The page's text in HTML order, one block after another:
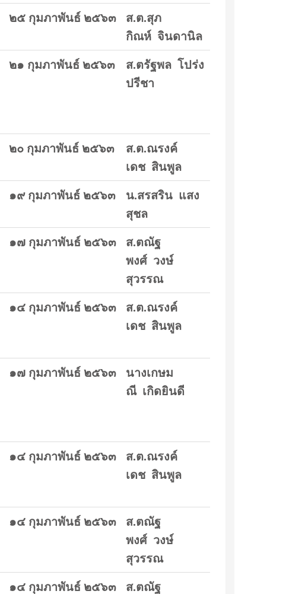
๒๕ กุมภาพันธ์ ๒๕๖๓
ส.ต.สุภ
กิณห์ จินดานิล
๒๑ กุมภาพันธ์ ๒๕๖๓
ส.ตรัฐพล โปร่ง
ปรีชา
๒๐ กุมภาพันธ์ ๒๕๖๓
ส.ต.ณรงค์
เดช สินพูล
๑๙ กุมภาพันธ์ ๒๕๖๓
น.สรสริน แสง
สุชล
๑๗ กุมภาพันธ์ ๒๕๖๓
ส.ตณัฐ
พงศ์ วงษ์
สุวรรณ
๑๔ กุมภาพันธ์ ๒๕๖๓
ส.ต.ณรงค์
เดช สินพูล
๑๗ กุมภาพันธ์ ๒๕๖๓
นางเกษม
ณี เกิดยินดี
๑๔ กุมภาพันธ์ ๒๕๖๓
ส.ต.ณรงค์
เดช สินพูล
๑๔ กุมภาพันธ์ ๒๕๖๓
ส.ตณัฐ
พงศ์ วงษ์
สุวรรณ
๑๔ กุมภาพันธ์ ๒๕๖๓
ส.ตณัฐ